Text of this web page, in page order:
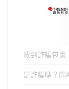
收到詐騙包裹
是詐騙嗎？問